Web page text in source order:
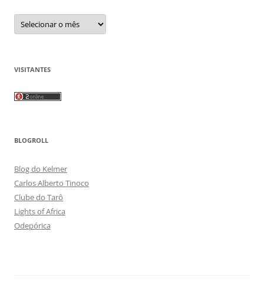
Arquivos
VISITANTES
BLOGROLL
Blog do Kelmer
Carlos Alberto Tinoco
Clube do Tarô
Lights of Africa
Odepórica